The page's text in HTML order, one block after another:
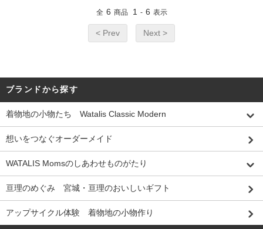
全 6 商品 1 - 6 表示
< Prev Next >
ブランドから探す
着物地の小物たち Watalis Classic Modern
想いをつなぐオーダーメイド
WATALIS Momsのしあわせものがたり
亘理のめぐみ 宮城・亘理のおいしいギフト
アップサイクル体験 着物地の小物作り